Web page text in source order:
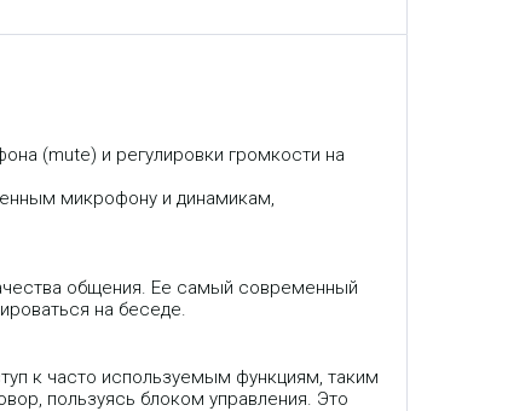
(mute) и регулировки громкости на
микрофону и динамикам,
общения. Ее самый современный
на беседе.
к часто используемым функциям, таким
пользуясь блоком управления. Это